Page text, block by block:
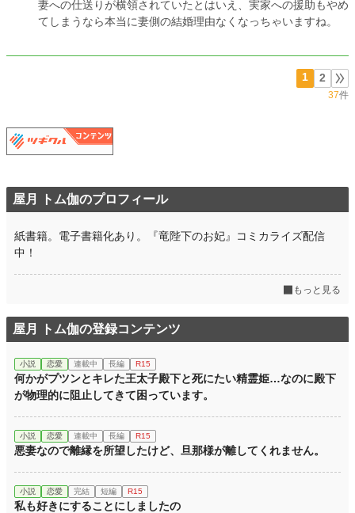
妻への仕送りが横領されていたとはいえ、実家への援助もやめ
てしまうなら本当に妻側の結婚理由なくなっちゃいますね。
1 2
37件
屋月 トム伽のプロフィール
紙書籍。電子書籍化あり。『竜陛下のお妃』コミカライズ配信
中！
もっと見る
屋月 トム伽の登録コンテンツ
小説 恋愛 連載中 長編 R15
何かがプツンとキレた王太子殿下と死にたい精霊姫…なのに殿下
が物理的に阻止してきて困っています。
小説 恋愛 連載中 長編 R15
悪妻なので離縁を所望したけど、旦那様が離してくれません。
小説 恋愛 完結 短編 R15
私も好きにすることにしましたの